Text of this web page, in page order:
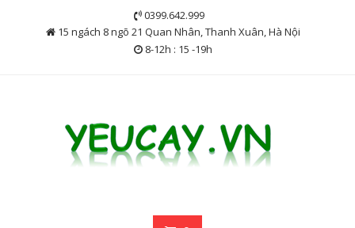
0399.642.999
15 ngách 8 ngõ 21 Quan Nhân, Thanh Xuân, Hà Nội
8-12h : 15 -19h